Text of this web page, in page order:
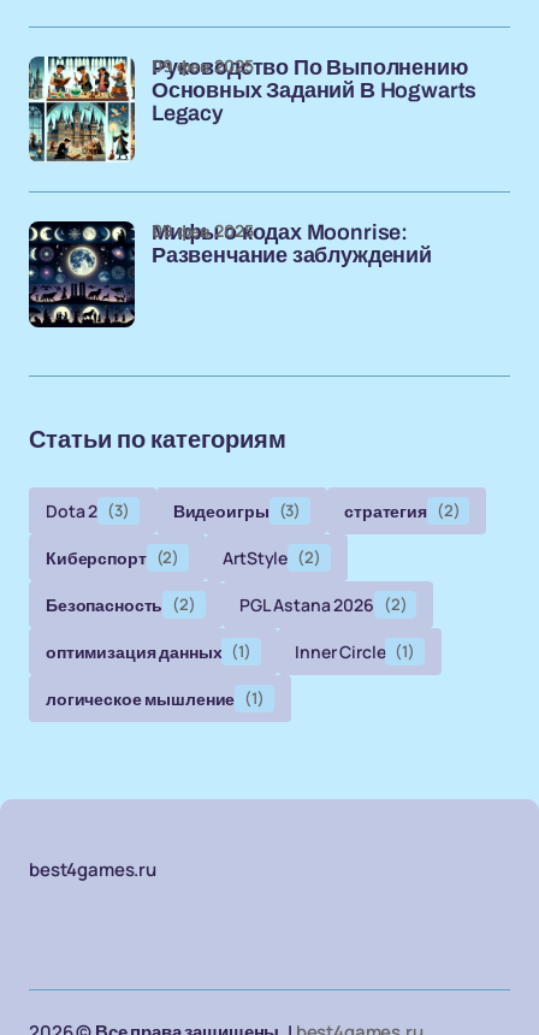
Руководство По Выполнению
Основных Заданий В Hogwarts
Legacy
09 фев 2025
Мифы о кодах Moonrise:
Развенчание заблуждений
09 фев 2025
Статьи по категориям
Dota 2 (3) Видеоигры (3) стратегия (2)
Киберспорт (2) ArtStyle (2)
Безопасность (2) PGL Astana 2026 (2)
оптимизация данных (1) Inner Circle (1)
логическое мышление (1)
best4games.ru